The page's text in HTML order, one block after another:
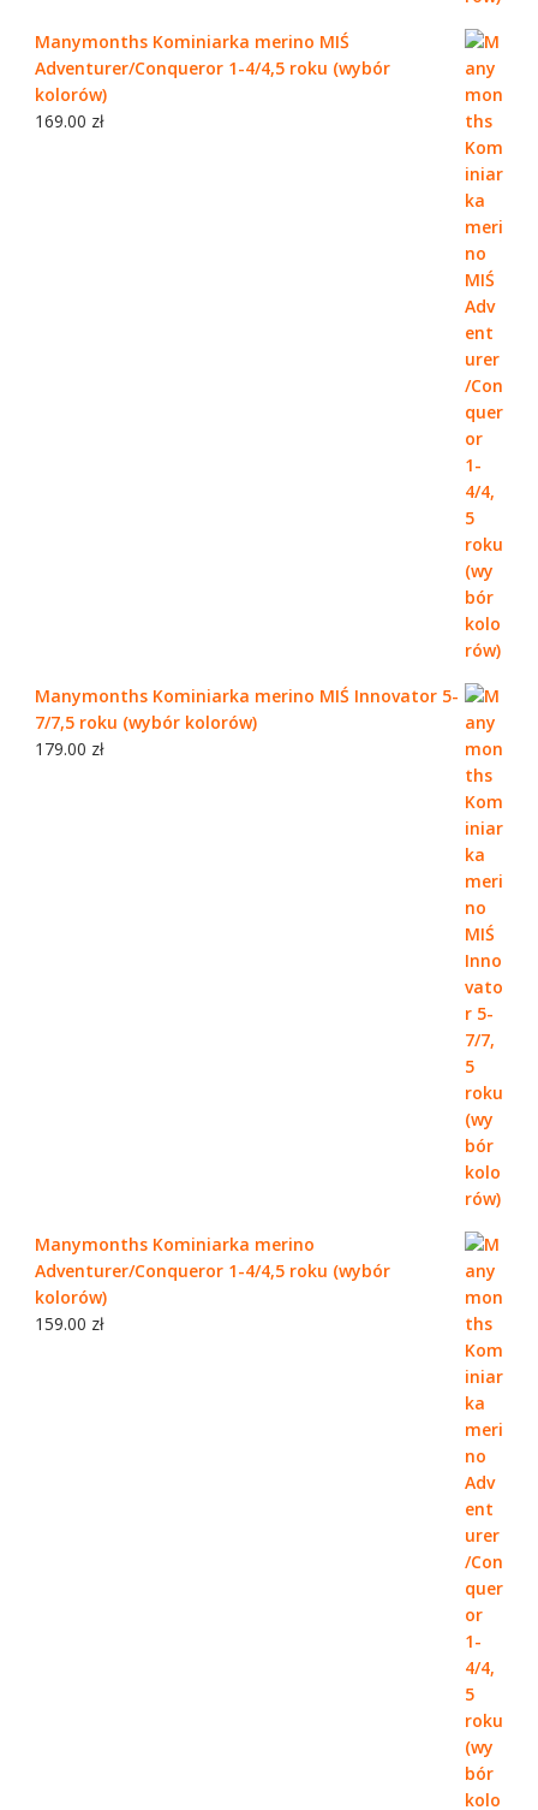
Manymonths Kominiarka merino MIŚ
Adventurer/Conqueror 1-4/4,5 roku (wybór
kolorów)
169.00 zł
Manymonths Kominiarka merino MIŚ Innovator 5-
7/7,5 roku (wybór kolorów)
179.00 zł
Manymonths Kominiarka merino
Adventurer/Conqueror 1-4/4,5 roku (wybór
kolorów)
159.00 zł